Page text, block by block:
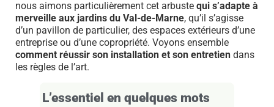
nous aimons particulièrement cet arbuste qui s’adapte à
merveille aux jardins du Val-de-Marne, qu’il s’agisse
d’un pavillon de particulier, des espaces extérieurs d’une
entreprise ou d’une copropriété. Voyons ensemble
comment réussir son installation et son entretien dans
les règles de l’art.
L’essentiel en quelques mots